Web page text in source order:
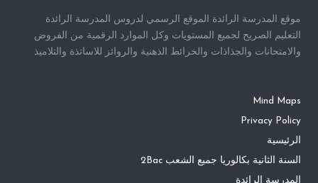
موقع المدرسة الرائدة الموقع الرسمي لدروس المدرسة الرائدة
التعليم الصريح لجميع المستويات وكل الموارد الرقمية من الفروض
والامتحانات والجذاذات والخرائط الذهنية والروائز للاساتذة والتلاميذ
Mind Maps
Privacy Policy
الرئيسية
السنة الثانية بكالوريا جميع الشعب 2Bac
المدرسة الرائدة